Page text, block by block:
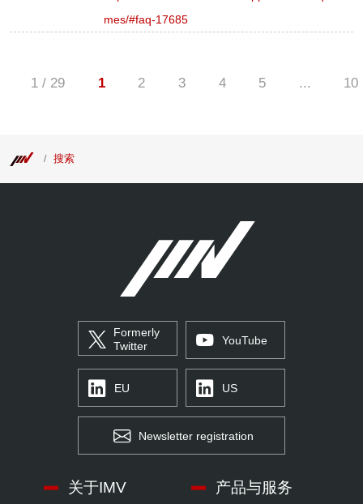
mes/#faq-17685
1 / 29 1 2 3 4 5 ... 10
搜索
Formerly
Twitter
YouTube
EU US
Newsletter registration
关于IMV 产品与服务